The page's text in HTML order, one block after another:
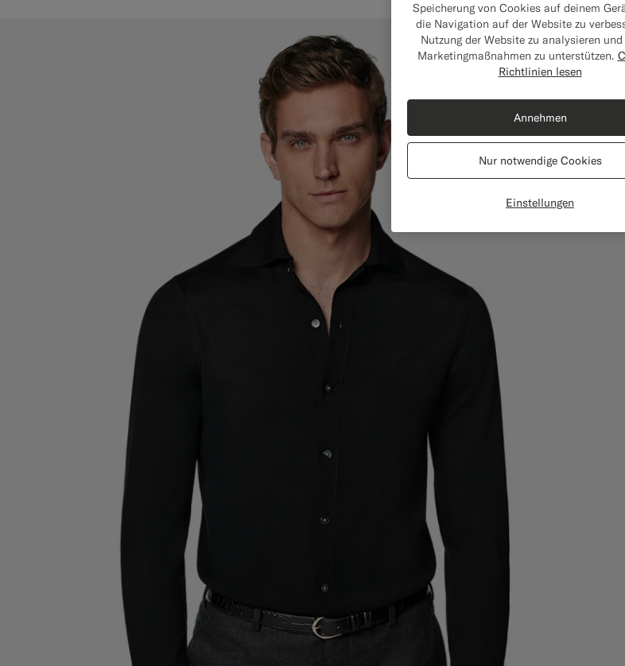
Speicherung von Cookies auf deinem
die Navigation auf der Website zu
Nutzung der Website zu analysieren
Marketingmaßnahmen zu unterstützen.
Richtlinien lesen
Einstellungen
Nur notwendige Cookies
Annehmen